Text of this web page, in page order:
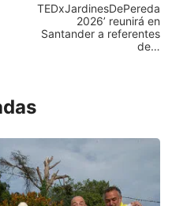
TEDxJardinesDePereda
2026’ reunirá en
Santander a referentes
de…